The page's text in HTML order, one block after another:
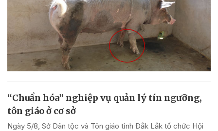
“Chuẩn hóa” nghiệp vụ quản lý tín ngưỡng,
tôn giáo ở cơ sở
Ngày 5/8, Sở Dân tộc và Tôn giáo tỉnh Đắk Lắk tổ chức Hội